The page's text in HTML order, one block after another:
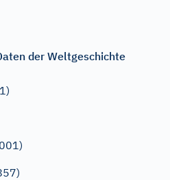
der Weltgeschichte